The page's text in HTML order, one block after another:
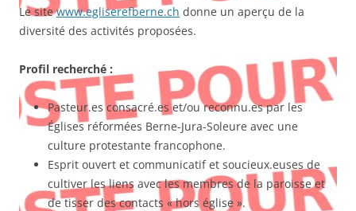
Le sitewww.egliserefberne.ch donne un aperçu de la
diversité des activités proposées.
Profil recherché :
Pasteur.es consacré.es et/ou reconnu.es par les
Églises réformées Berne-Jura-Soleure avec une
culture protestante francophone.
Esprit ouvert et communicatif et soucieux.euses de
cultiver les liens avec les membres de la paroisse et
de tisser des contacts « hors église ».